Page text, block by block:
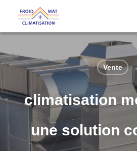
Vente
climatisation
une solution